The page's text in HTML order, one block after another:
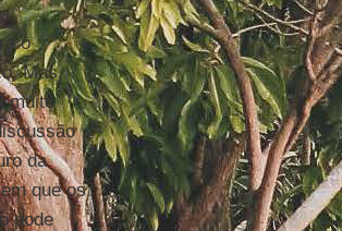
o
Mas,
muito
da
que os
pode